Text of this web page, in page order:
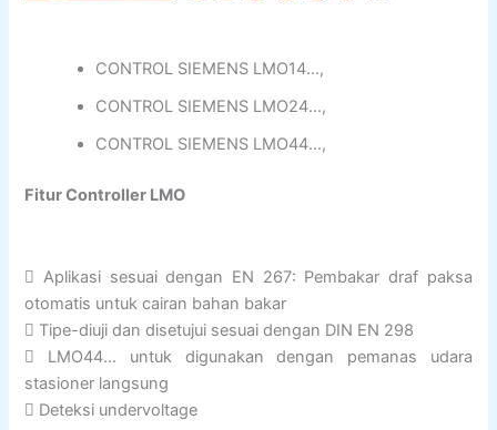
CONTROL SIEMENS LMO14…,
CONTROL SIEMENS LMO24…,
CONTROL SIEMENS LMO44…,
Fitur Controller LMO
 Aplikasi sesuai dengan EN 267: Pembakar draf paksa
otomatis untuk cairan bahan bakar
 Tipe-diuji dan disetujui sesuai dengan DIN EN 298
 LMO44… untuk digunakan dengan pemanas udara
stasioner langsung
 Deteksi undervoltage